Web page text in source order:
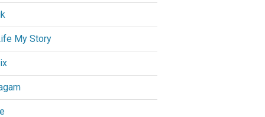
My Story